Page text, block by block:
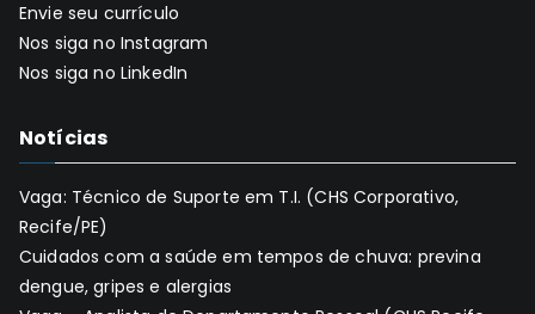
Envie seu currículo
Nos siga no Instagram
Nos siga no LinkedIn
Notícias
Vaga: Técnico de Suporte em T.I. (CHS Corporativo,
Recife/PE)
Cuidados com a saúde em tempos de chuva: previna
dengue, gripes e alergias